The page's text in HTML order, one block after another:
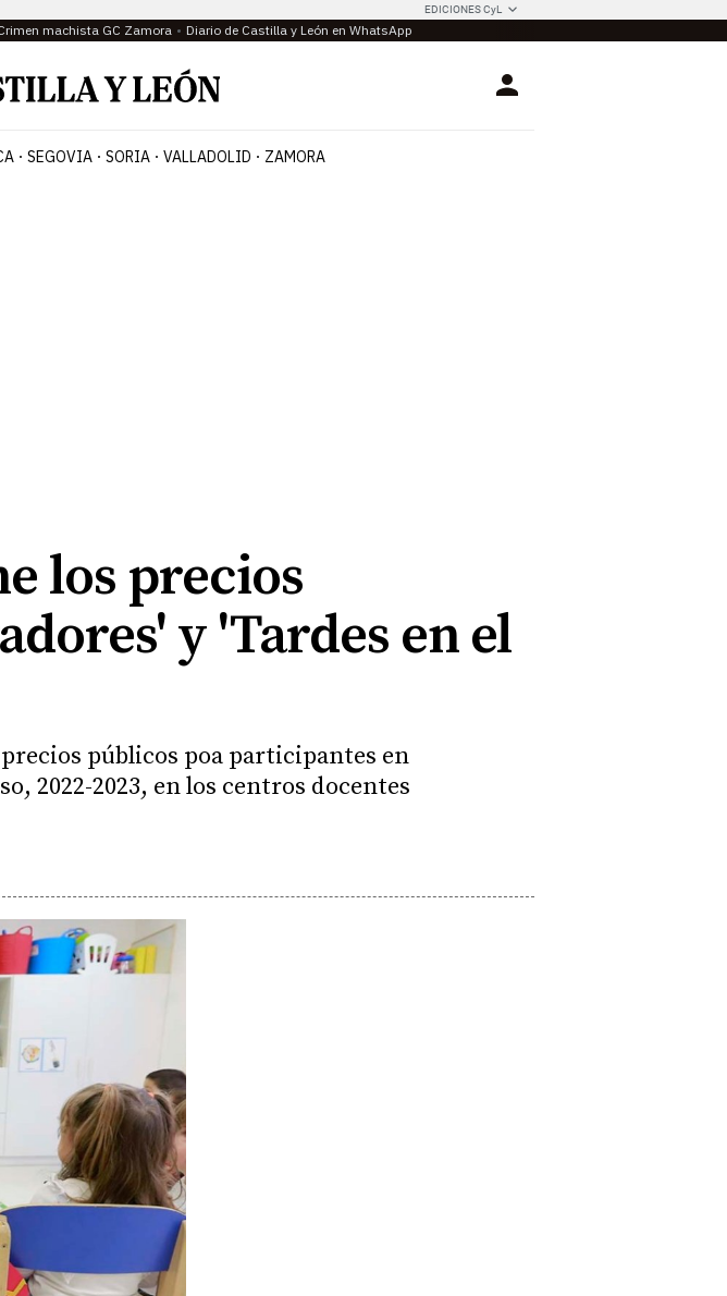
EDICIONES CyL
machista GC Zamora Diario de Castilla y León en WhatsApp
Login
SEGOVIA SORIA VALLADOLID ZAMORA
los precios
y 'Tardes en el
públicos poa participantes en
2022-2023, en los centros docentes